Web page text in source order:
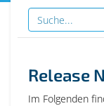
Release
Im Folgenden